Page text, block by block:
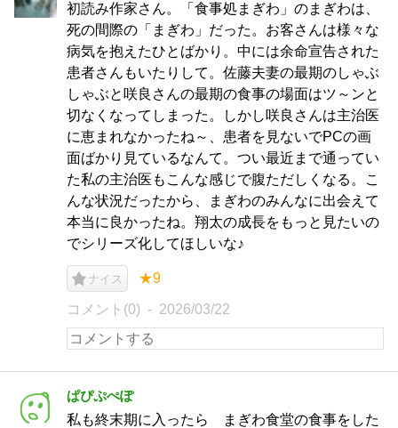
初読み作家さん。「食事処まぎわ」のまぎわは、
死の間際の「まぎわ」だった。お客さんは様々な
病気を抱えたひとばかり。中には余命宣告された
患者さんもいたりして。佐藤夫妻の最期のしゃぶ
しゃぶと咲良さんの最期の食事の場面はツ～ンと
切なくなってしまった。しかし咲良さんは主治医
に恵まれなかったね～、患者を見ないでPCの画
面ばかり見ているなんて。つい最近まで通ってい
た私の主治医もこんな感じで腹ただしくなる。こ
んな状況だったから、まぎわのみんなに出会えて
本当に良かったね。翔太の成長をもっと見たいの
でシリーズ化してほしいな♪
ナイス ★9
コメント(0) 2026/03/22
ぱぴぷぺぽ
私も終末期に入ったら まぎわ食堂の食事をした